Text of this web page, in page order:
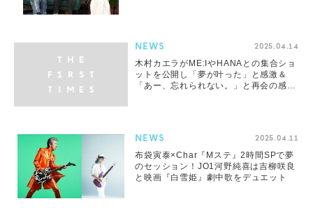
NEWS 2025.04.14
木村カエラがME:IやHANAとの集合ショ
ットを公開し「夢が叶った」と感激＆
「あー、忘れられない。」と再会の感動
NEWS 2025.04.11
布袋寅泰×Char『Mステ』2時間SPで夢
のセッション！JO1河野純喜は吉柳咲良
と映画『白雪姫』劇中歌をデュエット